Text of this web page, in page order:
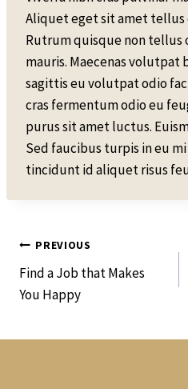
Aliquet eget sit amet tellus
Rutrum quisque non tellus
mauris. Maecenas volutpat
sagittis eu volutpat odio
cras fermentum odio eu
purus sit amet luctus.
Sed faucibus turpis in eu
tincidunt id aliquet risus
Post
Navigation
PREVIOUS
Find a Job that Makes
You Happy